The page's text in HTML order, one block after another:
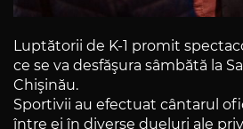
Luptătorii de K-1 promit
ce se va desfăşura sâmbătă la
Chişinău.
Sportivii au efectuat cântarul
între ei în diverse dueluri ale